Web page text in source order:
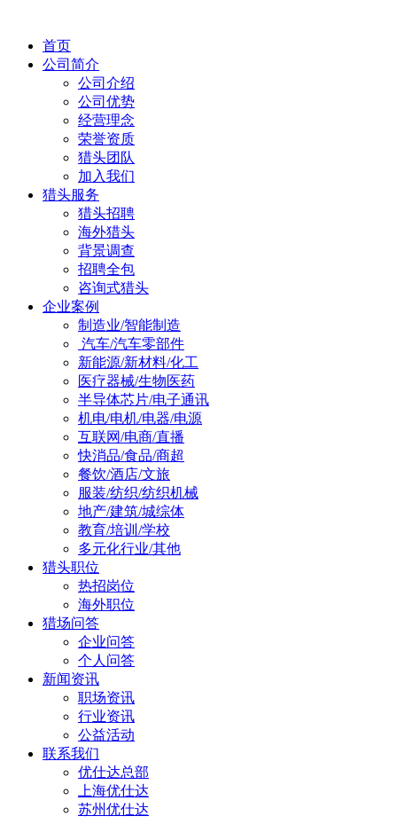
首页
公司简介
公司介绍
公司优势
经营理念
荣誉资质
猎头团队
加入我们
猎头服务
猎头招聘
海外猎头
背景调查
招聘全包
咨询式猎头
企业案例
制造业/智能制造
汽车/汽车零部件
新能源/新材料/化工
医疗器械/生物医药
半导体芯片/电子通讯
机电/电机/电器/电源
互联网/电商/直播
快消品/食品/商超
餐饮/酒店/文旅
服装/纺织/纺织机械
地产/建筑/城综体
教育/培训/学校
多元化行业/其他
猎头职位
热招岗位
海外职位
猎场问答
企业问答
个人问答
新闻资讯
职场资讯
行业资讯
公益活动
联系我们
优仕达总部
上海优仕达
苏州优仕达